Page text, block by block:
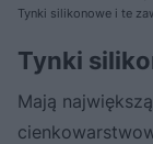
Tynki silikonowe i te
powierzchni
Tynki
Mają